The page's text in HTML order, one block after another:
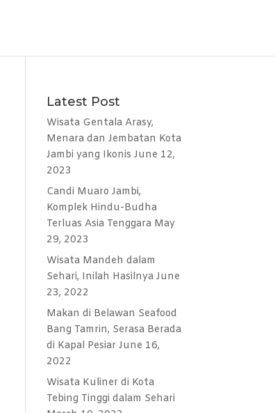
Latest Post
Wisata Gentala Arasy,
Menara dan Jembatan Kota
Jambi yang Ikonis June 12,
2023
Candi Muaro Jambi,
Komplek Hindu-Budha
Terluas Asia Tenggara May
29, 2023
Wisata Mandeh dalam
Sehari, Inilah Hasilnya June
23, 2022
Makan di Belawan Seafood
Bang Tamrin, Serasa Berada
di Kapal Pesiar June 16,
2022
Wisata Kuliner di Kota
Tebing Tinggi dalam Sehari